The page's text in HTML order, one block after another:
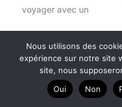
voyager avec un
20
Nous utilisons des
expérience sur notre site
site, nous
Oui
Non